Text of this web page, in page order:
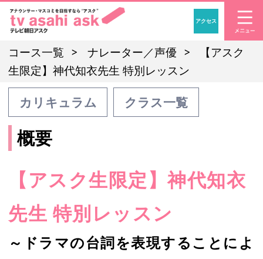
「アナウンサー・マ
アクセス
コース一覧 ナレーター／声優
【アスク
生限定】神代知衣先生 特別レッスン
カリキュラム クラス一覧
概要
【アスク生限定】神代知衣
先生 特別レッスン
～ドラマの台詞を表現することによ